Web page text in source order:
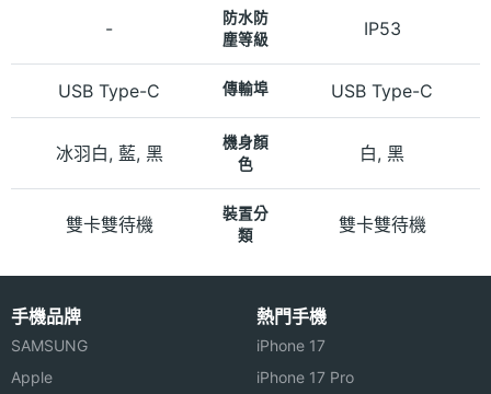
-
防水防
塵等級
IP53
USB Type-C 傳輸埠 USB Type-C
冰羽白, 藍, 黑
機身顏
色
白, 黑
雙卡雙待機
裝置分
類
雙卡雙待機
手機品牌
SAMSUNG
Apple
熱門手機
iPhone 17
iPhone 17 Pro